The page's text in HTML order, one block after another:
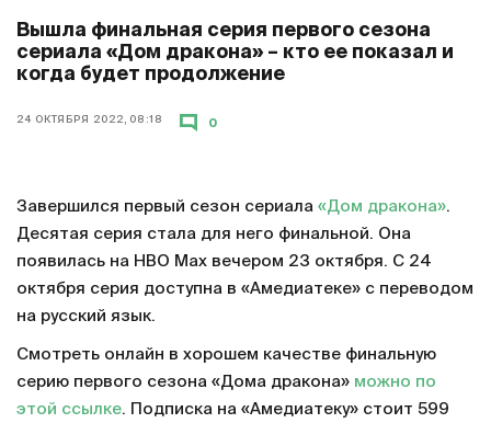
Вышла финальная серия первого сезона
сериала «Дом дракона» – кто ее показал и
когда будет продолжение
24 ОКТЯБРЯ 2022, 08:18 0
Завершился первый сезон сериала «Дом дракона».
Десятая серия стала для него финальной. Она
появилась на HBO Max вечером 23 октября. С 24
октября серия доступна в «Амедиатеке» с переводом
на русский язык.
Смотреть онлайн в хорошем качестве финальную
серию первого сезона «Дома дракона» можно по
этой ссылке. Подписка на «Амедиатеку» стоит 599